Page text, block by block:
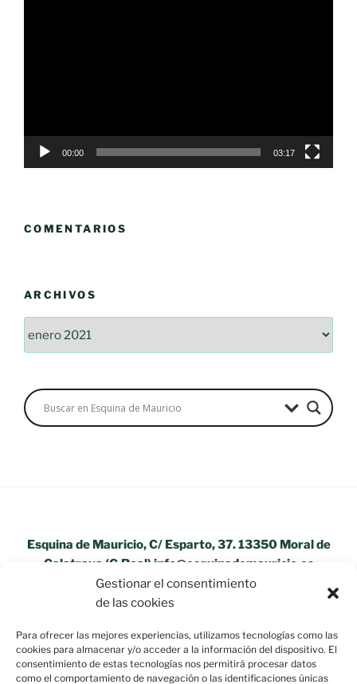
Gestionar el consentimiento
de las cookies
Para ofrecer las mejores experiencias, utilizamos tecnologías como las
cookies para almacenar y/o acceder a la información del dispositivo. El
consentimiento de estas tecnologías nos permitirá procesar datos
como el comportamiento de navegación o las identificaciones únicas
00:00 03:17
COMENTARIOS
ARCHIVOS
Esquina de Mauricio, C/ Esparto, 37. 13350 Moral de
Calatrava (C.Real) info@esquinademauricio.es
«Aviso Legal»